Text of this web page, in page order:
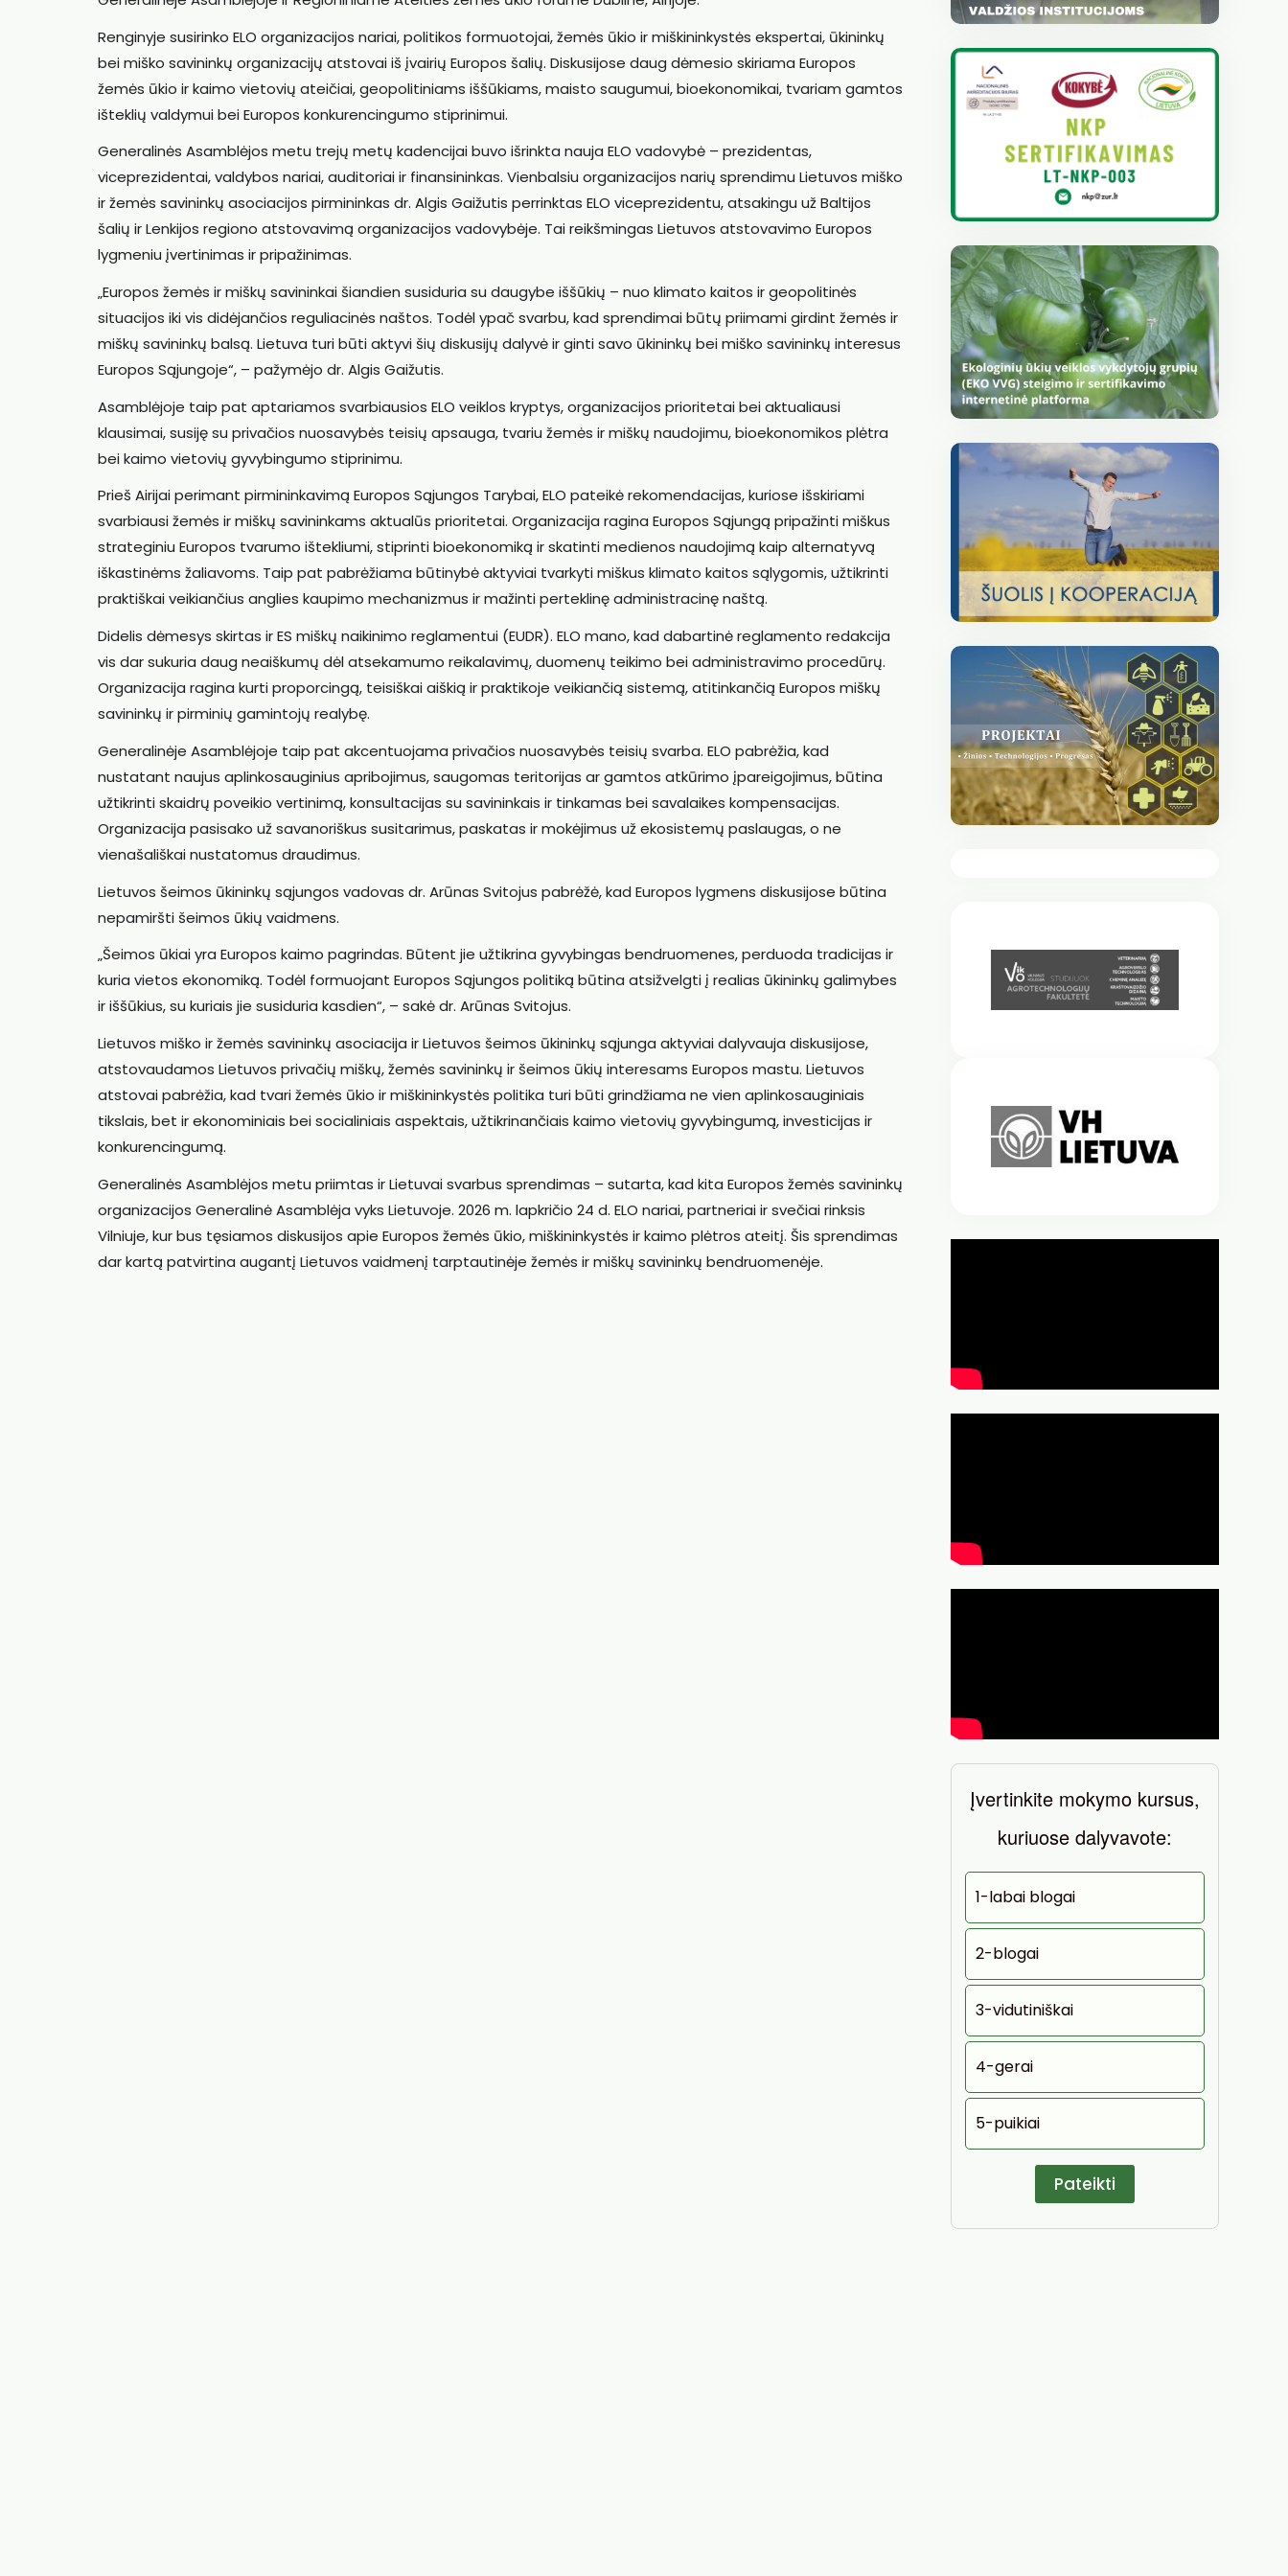
Renginyje susirinko ELO organizacijos nariai, politikos formuotojai, žemės ūkio ir miškininkystės ekspertai, ūkininkų
bei miško savininkų organizacijų atstovai iš įvairių Europos šalių. Diskusijose daug dėmesio skiriama Europos
žemės ūkio ir kaimo vietovių ateičiai, geopolitiniams iššūkiams, maisto saugumui, bioekonomikai, tvariam gamtos
išteklių valdymui bei Europos konkurencingumo stiprinimui.
Generalinės Asamblėjos metu trejų metų kadencijai buvo išrinkta nauja ELO vadovybė – prezidentas,
viceprezidentai, valdybos nariai, auditoriai ir finansininkas. Vienbalsiu organizacijos narių sprendimu Lietuvos miško
ir žemės savininkų asociacijos pirmininkas dr. Algis Gaižutis perrinktas ELO viceprezidentu, atsakingu už Baltijos
šalių ir Lenkijos regiono atstovavimą organizacijos vadovybėje. Tai reikšmingas Lietuvos atstovavimo Europos
lygmeniu įvertinimas ir pripažinimas.
„Europos žemės ir miškų savininkai šiandien susiduria su daugybe iššūkių – nuo klimato kaitos ir geopolitinės
situacijos iki vis didėjančios reguliacinės naštos. Todėl ypač svarbu, kad sprendimai būtų priimami girdint žemės ir
miškų savininkų balsą. Lietuva turi būti aktyvi šių diskusijų dalyvė ir ginti savo ūkininkų bei miško savininkų interesus
Europos Sąjungoje“, – pažymėjo dr. Algis Gaižutis.
Asamblėjoje taip pat aptariamos svarbiausios ELO veiklos kryptys, organizacijos prioritetai bei aktualiausi
klausimai, susiję su privačios nuosavybės teisių apsauga, tvariu žemės ir miškų naudojimu, bioekonomikos plėtra
bei kaimo vietovių gyvybingumo stiprinimu.
Prieš Airijai perimant pirmininkavimą Europos Sąjungos Tarybai, ELO pateikė rekomendacijas, kuriose išskiriami
svarbiausi žemės ir miškų savininkams aktualūs prioritetai. Organizacija ragina Europos Sąjungą pripažinti miškus
strateginiu Europos tvarumo ištekliumi, stiprinti bioekonomiką ir skatinti medienos naudojimą kaip alternatyvą
iškastinėms žaliavoms. Taip pat pabrėžiama būtinybė aktyviai tvarkyti miškus klimato kaitos sąlygomis, užtikrinti
praktiškai veikiančius anglies kaupimo mechanizmus ir mažinti perteklinę administracinę naštą.
Didelis dėmesys skirtas ir ES miškų naikinimo reglamentui (EUDR). ELO mano, kad dabartinė reglamento redakcija
vis dar sukuria daug neaiškumų dėl atsekamumo reikalavimų, duomenų teikimo bei administravimo procedūrų.
Organizacija ragina kurti proporcingą, teisiškai aiškią ir praktikoje veikiančią sistemą, atitinkančią Europos miškų
savininkų ir pirminių gamintojų realybę.
Generalinėje Asamblėjoje taip pat akcentuojama privačios nuosavybės teisių svarba. ELO pabrėžia, kad
nustatant naujus aplinkosauginius apribojimus, saugomas teritorijas ar gamtos atkūrimo įpareigojimus, būtina
užtikrinti skaidrų poveikio vertinimą, konsultacijas su savininkais ir tinkamas bei savalaikes kompensacijas.
Organizacija pasisako už savanoriškus susitarimus, paskatas ir mokėjimus už ekosistemų paslaugas, o ne
vienašališkai nustatomus draudimus.
Lietuvos šeimos ūkininkų sąjungos vadovas dr. Arūnas Svitojus pabrėžė, kad Europos lygmens diskusijose būtina
nepamiršti šeimos ūkių vaidmens.
„Šeimos ūkiai yra Europos kaimo pagrindas. Būtent jie užtikrina gyvybingas bendruomenes, perduoda tradicijas ir
kuria vietos ekonomiką. Todėl formuojant Europos Sąjungos politiką būtina atsižvelgti į realias ūkininkų galimybes
ir iššūkius, su kuriais jie susiduria kasdien“, – sakė dr. Arūnas Svitojus.
Lietuvos miško ir žemės savininkų asociacija ir Lietuvos šeimos ūkininkų sąjunga aktyviai dalyvauja diskusijose,
atstovaudamos Lietuvos privačių miškų, žemės savininkų ir šeimos ūkių interesams Europos mastu. Lietuvos
atstovai pabrėžia, kad tvari žemės ūkio ir miškininkystės politika turi būti grindžiama ne vien aplinkosauginiais
tikslais, bet ir ekonominiais bei socialiniais aspektais, užtikrinančiais kaimo vietovių gyvybingumą, investicijas ir
konkurencingumą.
Generalinės Asamblėjos metu priimtas ir Lietuvai svarbus sprendimas – sutarta, kad kita Europos žemės savininkų
organizacijos Generalinė Asamblėja vyks Lietuvoje. 2026 m. lapkričio 24 d. ELO nariai, partneriai ir svečiai rinksis
Vilniuje, kur bus tęsiamos diskusijos apie Europos žemės ūkio, miškininkystės ir kaimo plėtros ateitį. Šis sprendimas
dar kartą patvirtina augantį Lietuvos vaidmenį tarptautinėje žemės ir miškų savininkų bendruomenėje.
Įvertinkite mokymo kursus,
kuriuose dalyvavote:
1-labai blogai
2-blogai
3-vidutiniškai
4-gerai
5-puikiai